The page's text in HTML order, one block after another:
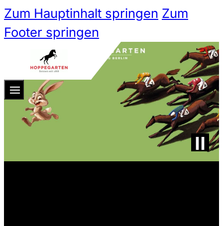
Zum Hauptinhalt springen Zum
Footer springen
Zum
Ticketshop
Ticketkategorien